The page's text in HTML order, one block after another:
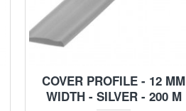
COVER PROFILE - 12 MM
WIDTH - SILVER - 200 M